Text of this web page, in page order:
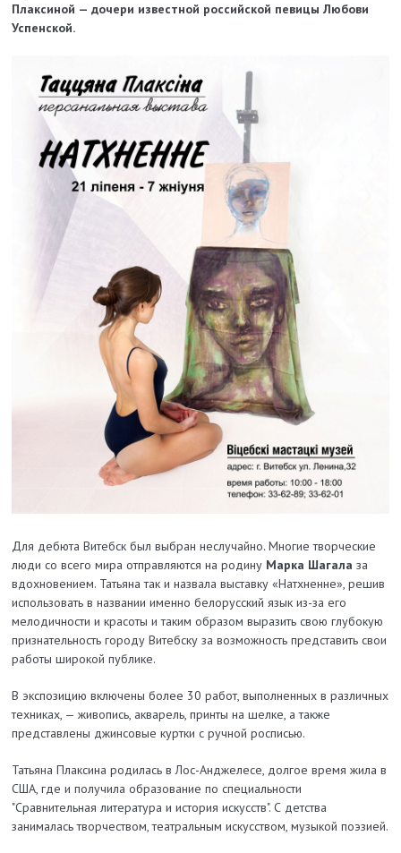
Плаксиной — дочери известной российской певицы Любови
Успенской.
Для дебюта Витебск был выбран неслучайно. Многие творческие
люди со всего мира отправляются на родину Марка Шагала за
вдохновением. Татьяна так и назвала выставку «Натхненне», решив
использовать в названии именно белорусский язык из-за его
мелодичности и красоты и таким образом выразить свою глубокую
признательность городу Витебску за возможность представить свои
работы широкой публике.
В экспозицию включены более 30 работ, выполненных в различных
техниках, — живопись, акварель, принты на шелке, а также
представлены джинсовые куртки с ручной росписью.
Татьяна Плаксина родилась в Лос-Анджелесе, долгое время жила в
США, где и получила образование по специальности
"Сравнительная литература и история искусств". С детства
занималась творчеством, театральным искусством, музыкой поэзией.